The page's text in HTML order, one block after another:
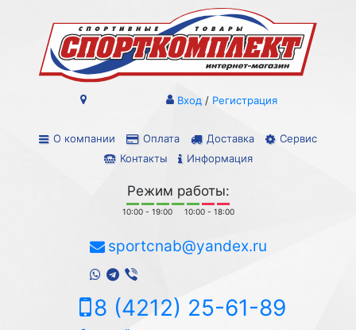
О компании Оплата Доставка
Сервис
Контакты
Информация
Вход / Регистрация
Режим работы:
10:00 - 19:00 10:00 - 18:00
sportcnab@yandex.ru
8 (4212) 25-61-89